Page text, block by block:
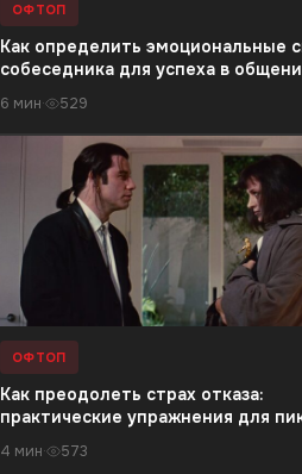
ОФТОП
Как определить эмоциональные
собеседника для успеха в
6 мин· 529
ОФТОП
Как преодолеть страх отказа:
практические упражнения для
4 мин· 573